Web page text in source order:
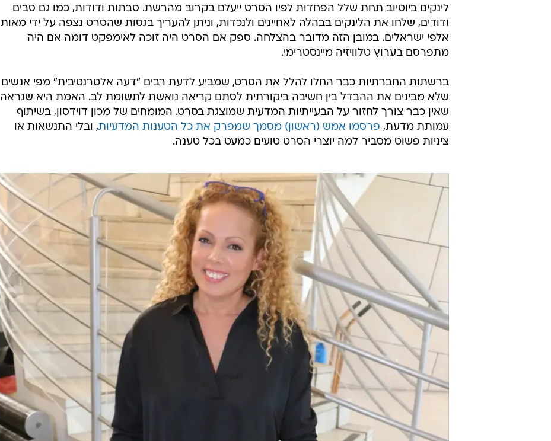
לינקים ביוטיוב תחת שלל הפחדות לפיו הסרט ייעלם בקרוב מהרשת. סבתות ודודות, כמו גם סבים
ודודים, שלחו את הלינקים בבהלה לאחיינים ולנכדות, וניתן להעריך בגסות שהסרט נצפה על ידי מאות
אלפי ישראלים. במובן הזה מדובר בהצלחה. ספק אם הסרט היה זוכה לאימפקט דומה אם היה
מתפרסם בערוץ טלוויזיה מיינסטרימי.
ברשתות החברתיות כבר החלו להלל את הסרט, שמביע לדעת רבים "דעה אלטרנטיבית" מפי אנשים
שלא מבינים את ההבדל בין חשיבה ביקורתית לסתם קריאה נואשת לתשומת לב. האמת היא שנראה
שאין כבר צורך לחזור על הבעייתיות המדעית שמוצגת בסרט. המומחים של מכון דוידסון, בשיתוף
עמותת מדעת, פרסמו אמש (ראשון) מסמך שמפרק את כל הטענות המדעיות, ובלי התנשאות או
ציניות פשוט מסביר למה יוצרי הסרט טועים כמעט בכל טענה.